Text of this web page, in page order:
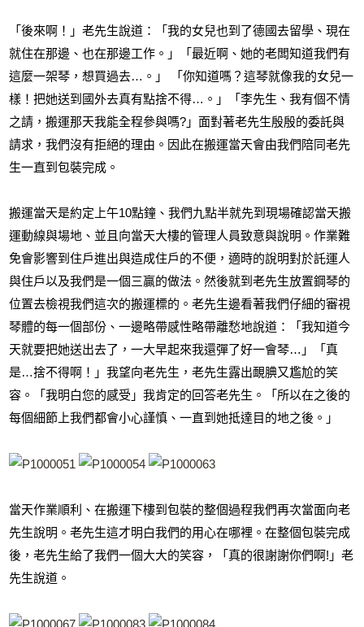
「後來啊！」老先生說道：「我的女兒也到了德國去留學、現在
就住在那邊、也在那邊工作。」「最近啊、她的老闆知道我們有
這麼一架琴，想買過去…。」 「你知道嗎？這琴就像我的女兒一
樣！把她送到國外去真有點捨不得…。」「李先生、我有個不情
之請，搬運那天我能全程參與嗎?」面對著老先生殷殷的委託與
請求，我們沒有拒絕的理由。因此在搬運當天會由我們陪同老先
生一直到包裝完成。
搬運當天是約定上午10點鐘、我們九點半就先到現場確認當天搬
運動線與場地、並且向當天大樓的管理人員致意與說明。作業難
免會影響到住戶進出與造成住戶的不便，適時的說明對於託運人
與住戶以及我們是一個三贏的做法。然後就到老先生放置鋼琴的
位置去檢視我們這次的搬運標的。老先生邊看著我們仔細的審視
琴體的每一個部份、一邊略帶感性略帶離愁地說道：「我知道今
天就要把她送出去了，一大早起來我還彈了好一會琴…」「真
是…捨不得啊！」我望向老先生，老先生露出靦腆又尷尬的笑
容。「我明白您的感受」我肯定的回答老先生。「所以在之後的
每個細節上我們都會小心謹慎、一直到她抵達目的地之後。」
當天作業順利、在搬運下樓到包裝的整個過程我們再次當面向老
先生說明。老先生這才明白我們的用心在哪裡。在整個包裝完成
後，老先生給了我們一個大大的笑容，「真的很謝謝你們啊!」老
先生說道。